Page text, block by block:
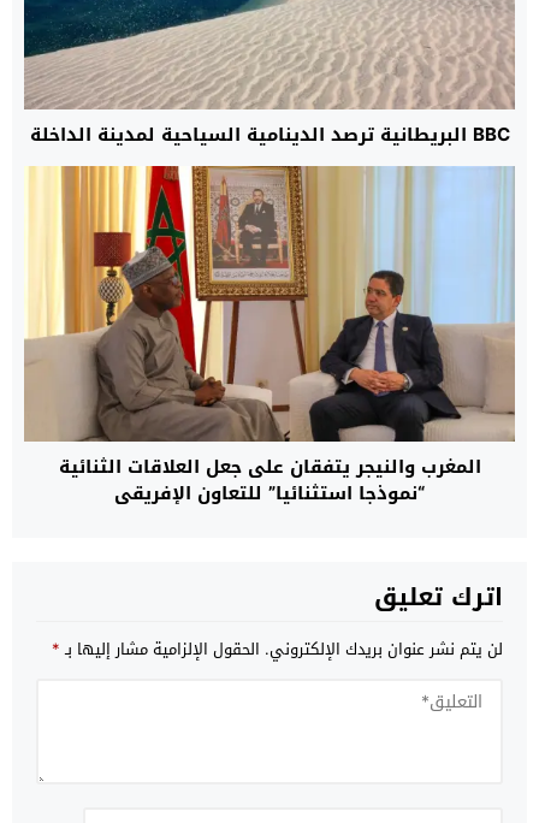
BBC البريطانية ترصد الدينامية السياحية لمدينة الداخلة
المغرب والنيجر يتفقان على جعل العلاقات الثنائية
“نموذجا استثنائيا” للتعاون الإفريقي
اترك تعليق
لن يتم نشر عنوان بريدك الإلكتروني. الحقول الإلزامية مشار إليها بـ*